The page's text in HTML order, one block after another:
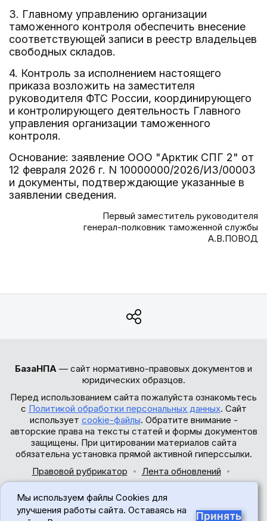
3. Главному управлению организации
таможенного контроля обеспечить внесение
соответствующей записи в реестр владельцев
свободных складов.
4. Контроль за исполнением настоящего
приказа возложить на заместителя
руководителя ФТС России, координирующего
и контролирующего деятельность Главного
управления организации таможенного
контроля.
Основание: заявление ООО "Арктик СПГ 2" от
12 февраля 2026 г. N 10000000/2026/ИЗ/00003
и документы, подтверждающие указанные в
заявлении сведения.
Первый заместитель руководителя
генерал-полковник таможенной службы
А.В.ПОВОД
БазаНПА — сайт нормативно-правовых документов и
юридических образцов.
Перед использованием сайта пожалуйста ознакомьтесь
с Политикой обработки персональных данных. Сайт
использует cookie-файлы. Обратите внимание -
авторские права на тексты статей и формы документов
защищены. При цитировании материалов сайта
обязательна установка прямой активной гиперссылки.
Правовой рубрикатор
Лента обновлений
© 2017-2026
Мы используем файлы Cookies для
улучшения работы сайта. Оставаясь на
Принять